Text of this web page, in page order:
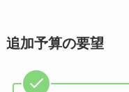
追加予算の要望